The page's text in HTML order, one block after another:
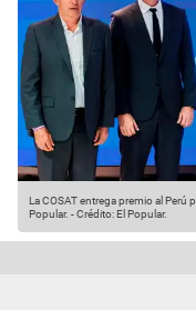
La COSAT entrega premio al Perú
Popular. -Crédito: El Popular.